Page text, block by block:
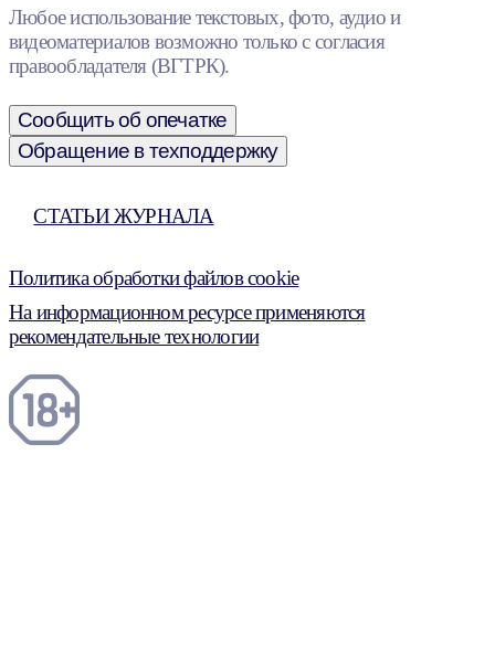
Любое использование текстовых, фото, аудио и
видеоматериалов возможно только с согласия
правообладателя (ВГТРК).
Сообщить об опечатке
Обращение в техподдержку
СТАТЬИ ЖУРНАЛА
Политика обработки файлов cookie
На информационном ресурсе применяются
рекомендательные технологии